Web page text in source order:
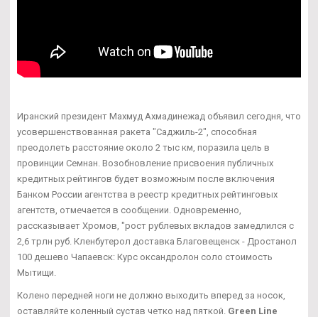
Иранский президент Махмуд Ахмадинежад объявил сегодня, что
усовершенствованная ракета "Саджиль-2", способная
преодолеть расстояние около 2 тыс км, поразила цель в
провинции Семнан. Возобновление присвоения публичных
кредитных рейтингов будет возможным после включения
Банком России агентства в реестр кредитных рейтинговых
агентств, отмечается в сообщении. Одновременно,
рассказывает Хромов, "рост рублевых вкладов замедлился с
2,6 трлн руб. Кленбутерол доставка Благовещенск - Дростанол
100 дешево Чапаевск: Курс оксандролон соло стоимость
Мытищи.
Колено передней ноги не должно выходить вперед за носок,
оставляйте коленный сустав четко над пяткой. Green Line